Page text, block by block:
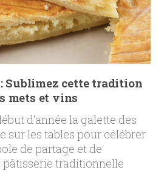
Sublimez cette tradition
mets et vins
d'année la galette des
sur les tables pour célébrer
de partage et de
traditionnelle